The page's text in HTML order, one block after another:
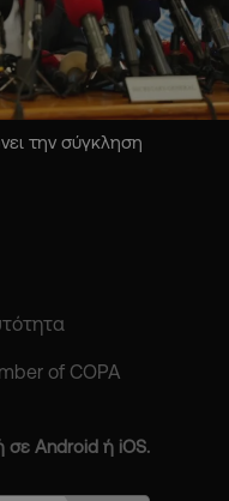
την σύγκληση
of COPA
σε Android ή iOS.